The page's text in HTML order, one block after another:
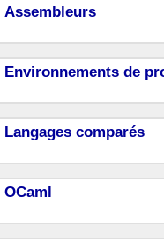
Assembleurs
Environnements de
Langages comparés
OCaml